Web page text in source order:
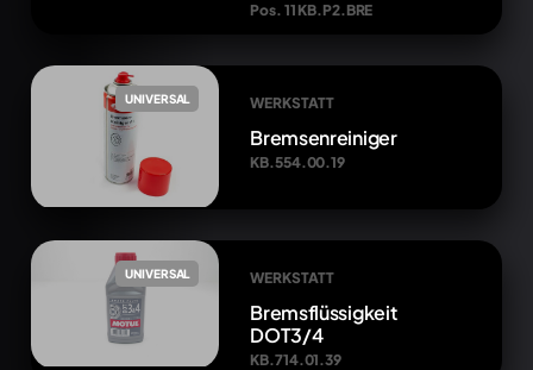
Pos. 11 KB.P2.BRE
UNIVERSAL WERKSTATT
Bremsenreiniger
KB.554.00.19
UNIVERSAL WERKSTATT
Bremsflüssigkeit
DOT3/4
KB.714.01.39